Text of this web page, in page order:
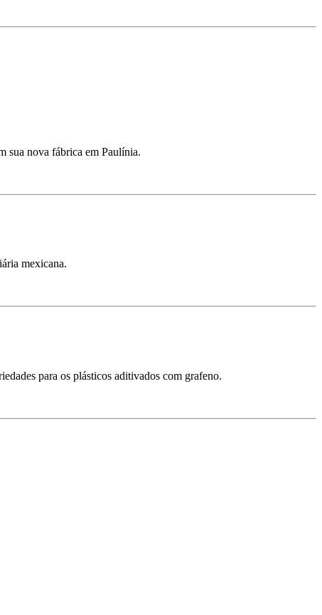
sua nova fábrica em Paulínia.
mexicana.
para os plásticos aditivados com grafeno.